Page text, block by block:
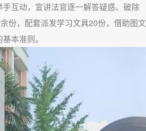
互动，宣讲法官逐一解答疑惑、破除
份，配套派发学习文具20份，借助图文
本准则。